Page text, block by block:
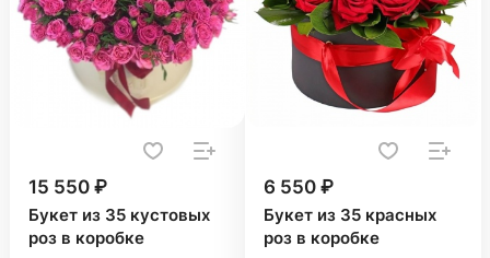
15 550 ₽
Букет из 35 кустовых
роз в коробке
6 550 ₽
Букет из 35 красных
роз в коробке